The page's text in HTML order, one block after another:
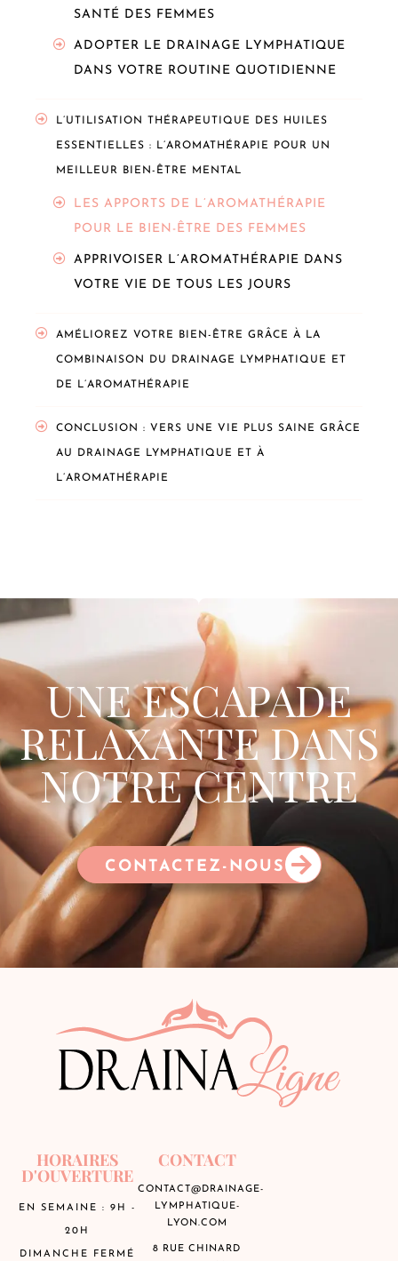
SANTÉ DES FEMMES
ADOPTER LE DRAINAGE LYMPHATIQUE
DANS VOTRE ROUTINE QUOTIDIENNE
L’UTILISATION THÉRAPEUTIQUE DES HUILES
ESSENTIELLES : L’AROMATHÉRAPIE POUR UN
MEILLEUR BIEN-ÊTRE MENTAL
LES APPORTS DE L’AROMATHÉRAPIE
POUR LE BIEN-ÊTRE DES FEMMES
APPRIVOISER L’AROMATHÉRAPIE DANS
VOTRE VIE DE TOUS LES JOURS
AMÉLIOREZ VOTRE BIEN-ÊTRE GRÂCE À LA
COMBINAISON DU DRAINAGE LYMPHATIQUE ET
DE L’AROMATHÉRAPIE
CONCLUSION : VERS UNE VIE PLUS SAINE GRÂCE
AU DRAINAGE LYMPHATIQUE ET À
L’AROMATHÉRAPIE
UNE ESCAPADE
RELAXANTE DANS
NOTRE CENTRE
CONTACTEZ-NOUS
HORAIRES
D'OUVERTURE
EN SEMAINE : 9H -
20H
DIMANCHE FERMÉ
CONTACT
CONTACT@DRAINAGE-
LYMPHATIQUE-
LYON.COM
8 RUE CHINARD